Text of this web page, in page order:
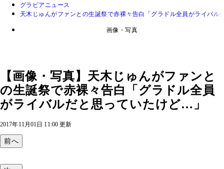
グラビアニュース
天木じゅんがファンとの生誕祭で赤裸々告白「グラドル全員がライバ
画像・写真
【画像・写真】天木じゅんがファンと
の生誕祭で赤裸々告白「グラドル全員
がライバルだと思っていたけど…」
2017年11月01日 11:00 更新
前へ